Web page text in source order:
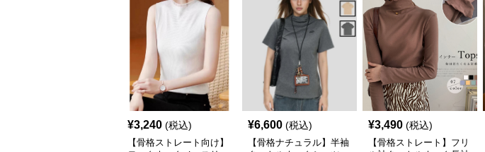
¥3,240 (税込)
【骨格ストレート向け】
¥6,600 (税込)
【骨格ナチュラル】半袖
¥3,490 (税込)
【骨格ストレート】フリ